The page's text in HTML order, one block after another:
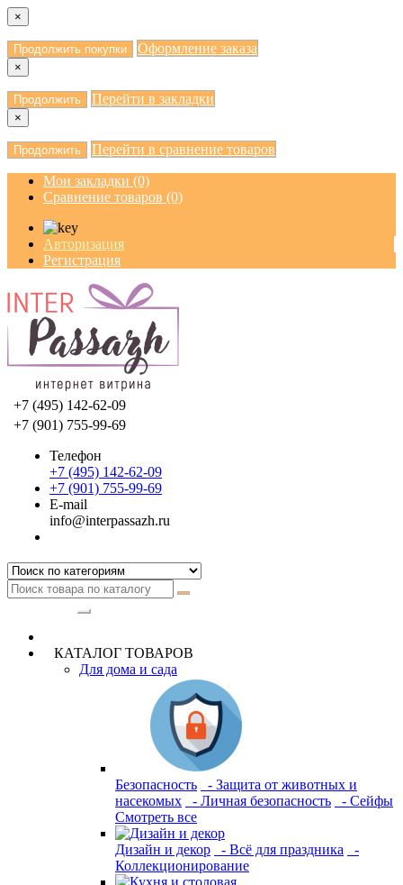
×
Продолжить покупки Оформление заказа
×
Продолжить Перейти в закладки
×
Продолжить Перейти в сравнение товаров
Мои закладки (0)
Сравнение товаров (0)
Авторизация
Регистрация
+7 (495) 142-62-09
+7 (901) 755-99-69
Телефон
+7 (495) 142-62-09
+7 (901) 755-99-69
E-mail
info@interpassazh.ru
КАТАЛОГ ТОВАРОВ
Для дома и сада
Безопасность
- Защита от животных и
насекомых
- Личная безопасность
- Сейфы
Смотреть все
Дизайн и декор - Всё для праздника
-
Коллекционирование